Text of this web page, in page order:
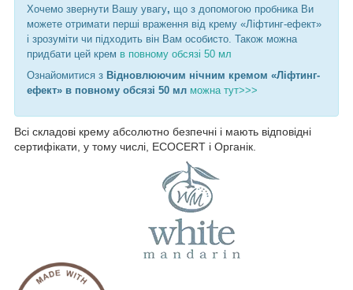
Хочемо звернути Вашу увагу, що з допомогою пробника Ви
можете отримати перші враження від крему «Ліфтинг-ефект»
і зрозуміти чи підходить він Вам особисто. Також можна
придбати цей крем в повному обсязі 50 мл
Ознайомитися з Відновлюючим нічним кремом «Ліфтинг-
ефект» в повному обсязі 50 мл можна тут>>>
Всі складові крему абсолютно безпечні і мають відповідні
сертифікати, у тому числі, ECOCERT і Органік.